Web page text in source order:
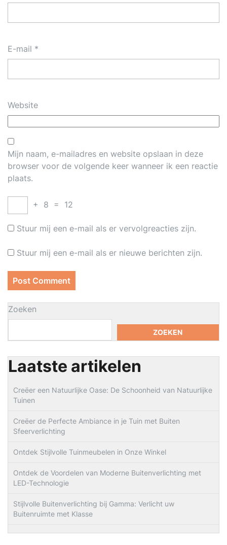
E-mail *
Website
Mijn naam, e-mailadres en website opslaan in deze
browser voor de volgende keer wanneer ik een reactie
plaats.
+ 8 = 12
Stuur mij een e-mail als er vervolgreacties zijn.
Stuur mij een e-mail als er nieuwe berichten zijn.
Zoeken
ZOEKEN
Laatste artikelen
Creëer een Natuurlijke Oase: De Schoonheid van Natuurlijke
Tuinen
Creëer de Perfecte Ambiance in je Tuin met Buiten
Sfeerverlichting
Ontdek Stijlvolle Tuinmeubelen in Onze Winkel
Ontdek de Voordelen van Moderne Buitenverlichting met
LED-Technologie
Stijlvolle Buitenverlichting bij Gamma: Verlicht uw
Buitenruimte met Klasse